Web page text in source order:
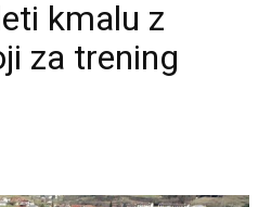
kmalu z
za trening